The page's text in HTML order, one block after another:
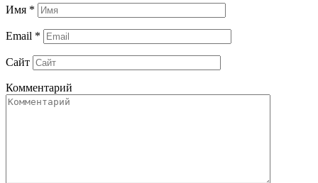
Имя *
Email *
Сайт
Комментарий